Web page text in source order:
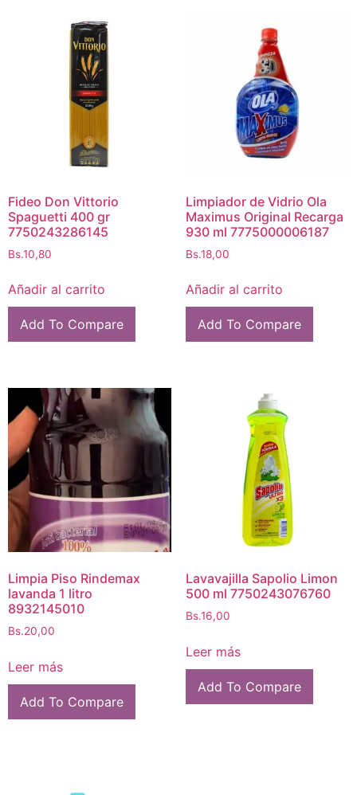
Fideo Don Vittorio
Spaguetti 400 gr
7750243286145
Bs.10,80
Añadir al carrito
Add To Compare
Limpiador de Vidrio Ola
Maximus Original Recarga
930 ml 7775000006187
Bs.18,00
Añadir al carrito
Add To Compare
Limpia Piso Rindemax
lavanda 1 litro
8932145010
Bs.20,00
Leer más
Add To Compare
Lavavajilla Sapolio Limon
500 ml 7750243076760
Bs.16,00
Leer más
Add To Compare